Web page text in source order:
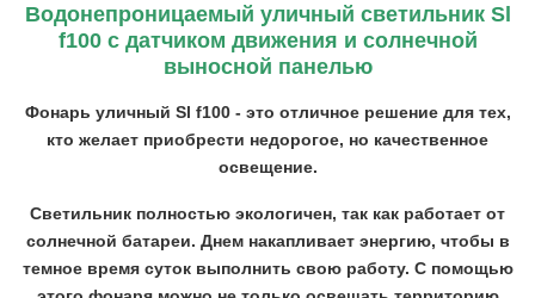
Водонепроницаемый уличный светильник Sl
f100 с датчиком движения и солнечной
выносной панелью
Фонарь уличный Sl f100 - это отличное решение для тех,
кто желает приобрести недорогое, но качественное
освещение.
Светильник полностью экологичен, так как работает от
солнечной батареи. Днем накапливает энергию, чтобы в
темное время суток выполнить свою работу. С помощью